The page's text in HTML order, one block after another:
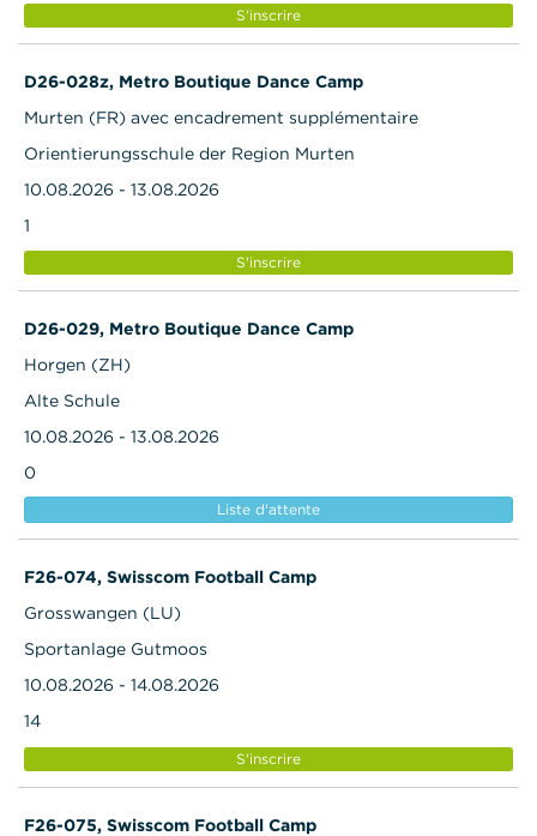
S'inscrire
D26-028z, Metro Boutique Dance Camp
Murten (FR) avec encadrement supplémentaire
Orientierungsschule der Region Murten
10.08.2026 - 13.08.2026
1
S'inscrire
D26-029, Metro Boutique Dance Camp
Horgen (ZH)
Alte Schule
10.08.2026 - 13.08.2026
0
Liste d'attente
F26-074, Swisscom Football Camp
Grosswangen (LU)
Sportanlage Gutmoos
10.08.2026 - 14.08.2026
14
S'inscrire
F26-075, Swisscom Football Camp